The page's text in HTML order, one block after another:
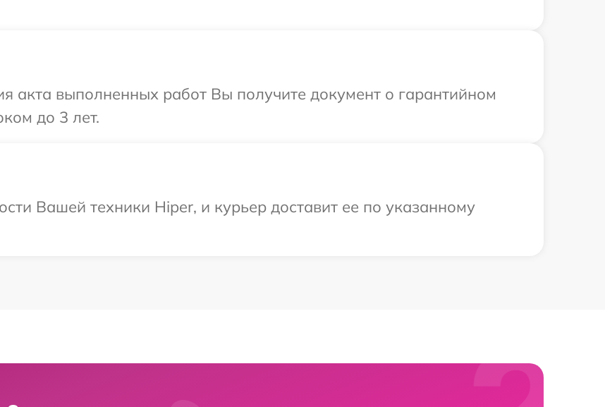
акта выполненных работ Вы получите документ о гарантийном
до 3 лет.
Вашей техники Hiper, и курьер доставит ее по указанному